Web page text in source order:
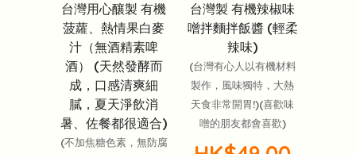
台灣用心釀製 有機
菠蘿、熱情果白麥
汁（無酒精素啤
酒） (天然發酵而
成，口感清爽細
膩，夏天淨飲消
暑、佐餐都很適合)
(不加焦糖色素，無防腐
台灣製 有機辣椒味
噌拌麵拌飯醬 (輕柔
辣味)
(台灣有心人以有機材料
製作，風味獨特，大熱
天食非常開胃!)(喜歡味
噌的朋友都會喜歡)